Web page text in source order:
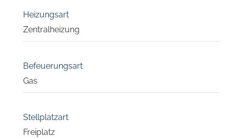
Heizungsart
Zentralheizung
Befeuerungsart
Gas
Stellplatzart
Freiplatz